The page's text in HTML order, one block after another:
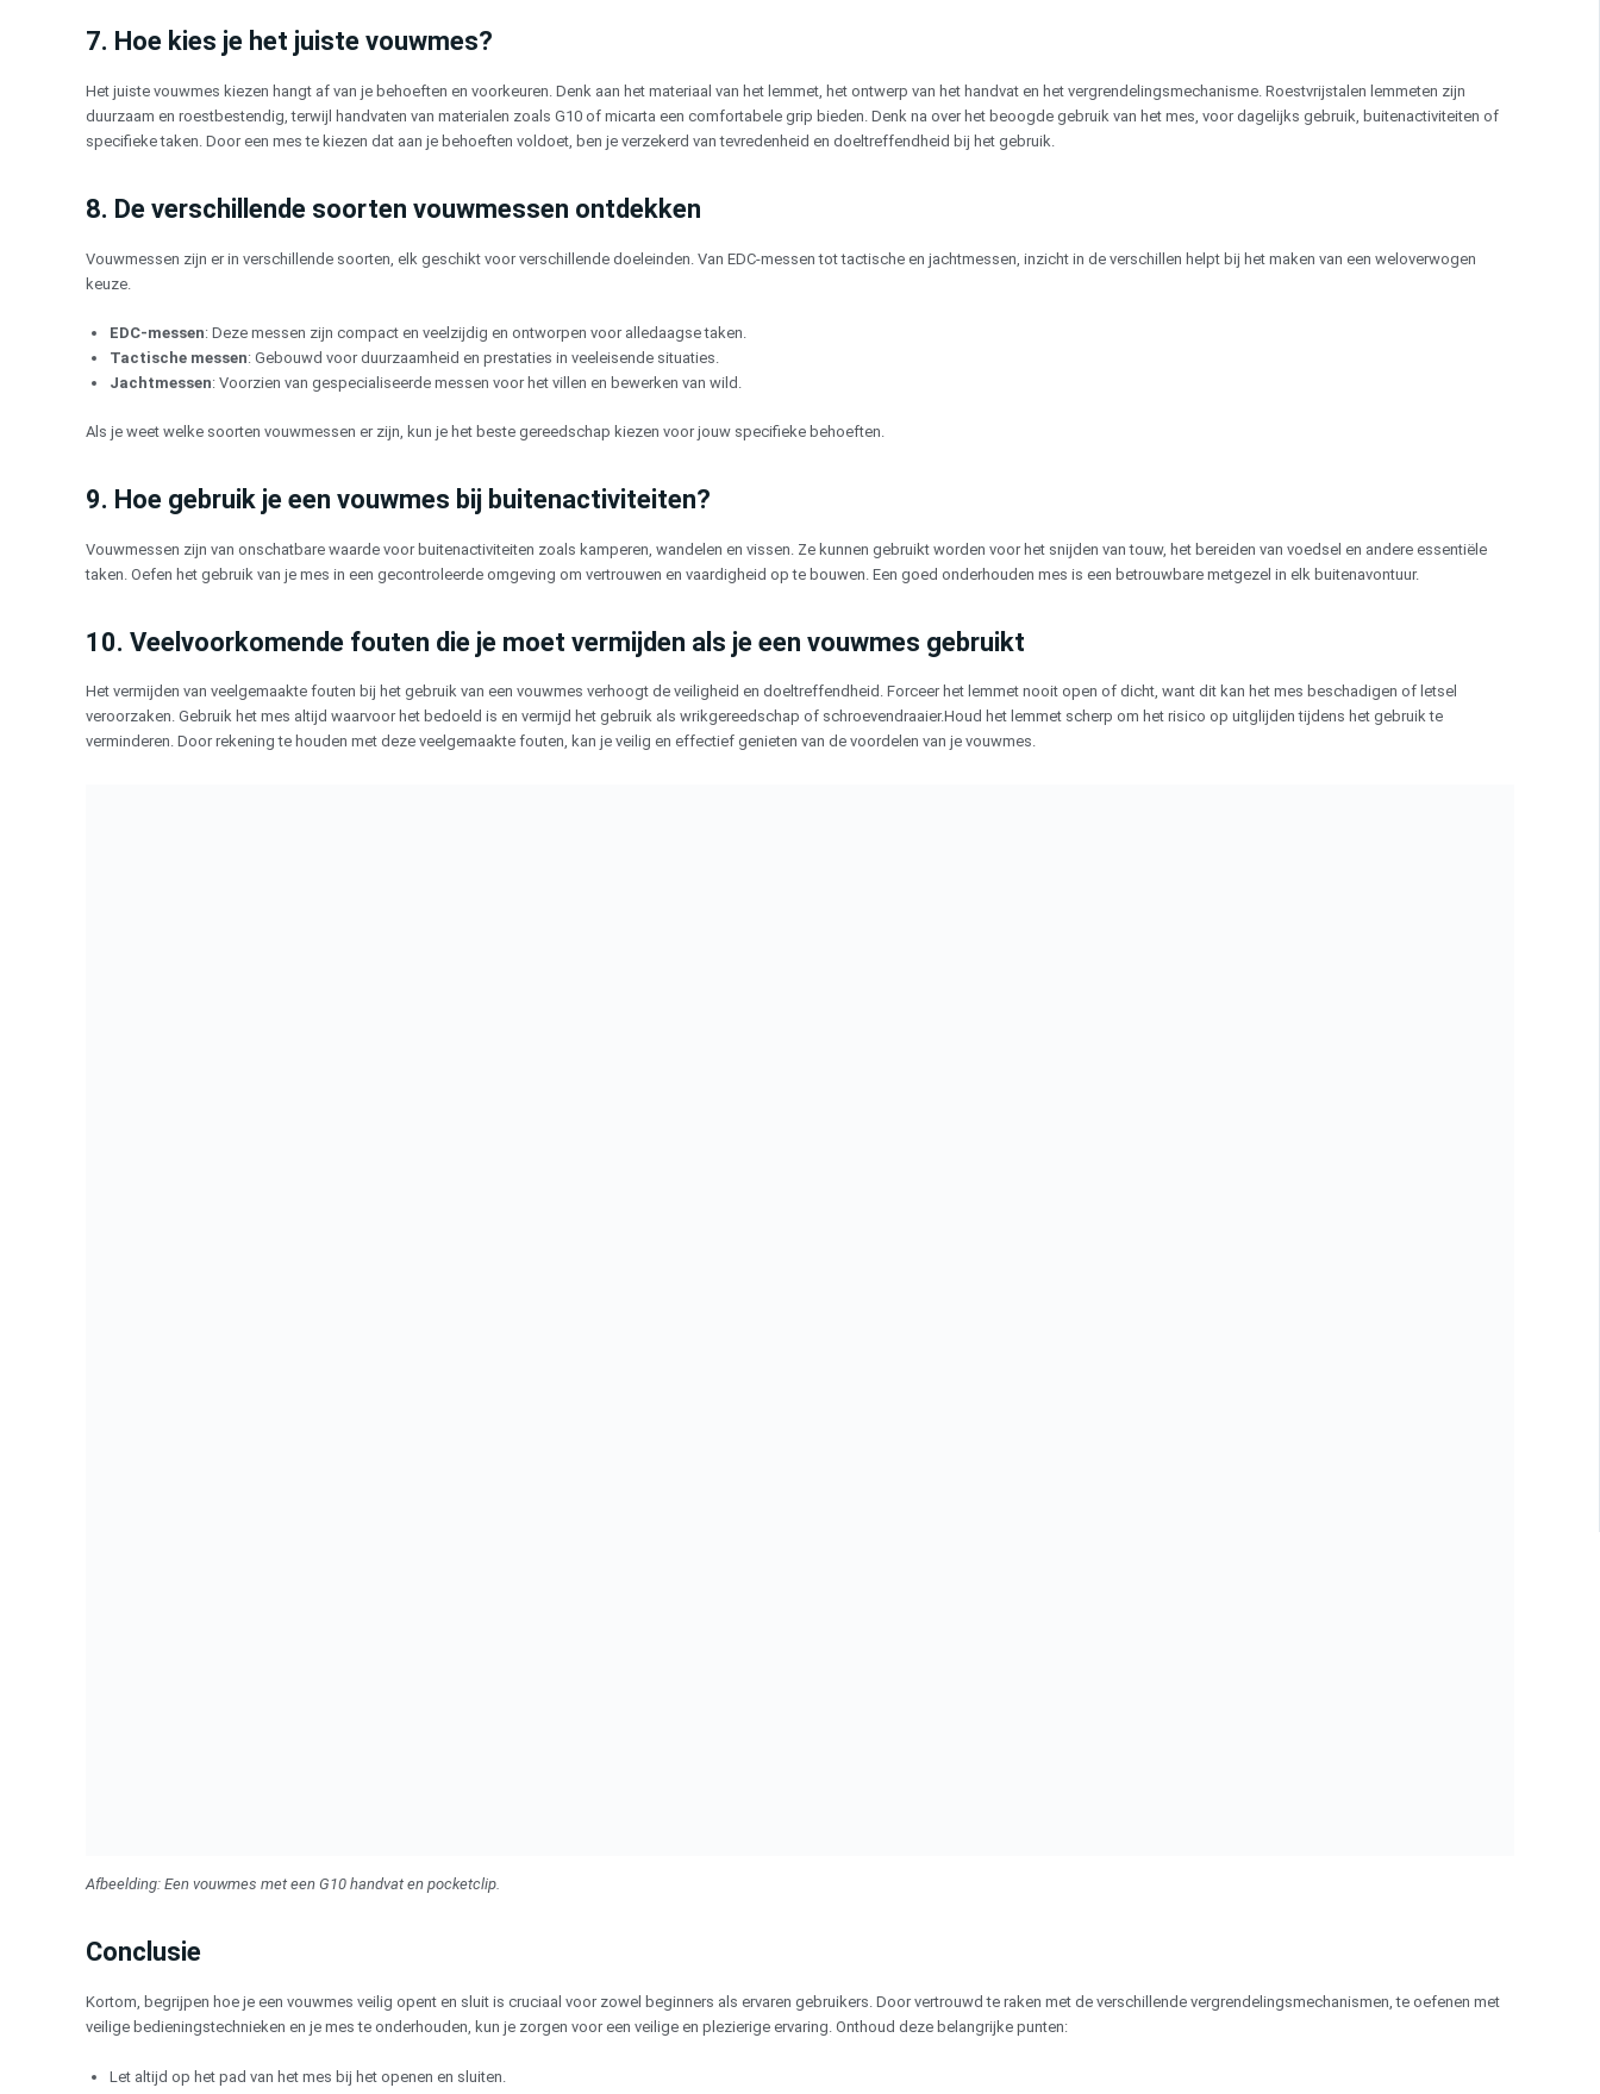
7. Hoe kies je het juiste vouwmes?
Het juiste vouwmes kiezen hangt af van je behoeften en voorkeuren. Denk aan het materiaal van het lemmet, het ontwerp van het handvat en het vergrendelingsmechanisme. Roestvrijstalen lemmeten zijn
duurzaam en roestbestendig, terwijl handvaten van materialen zoals G10 of micarta een comfortabele grip bieden. Denk na over het beoogde gebruik van het mes, voor dagelijks gebruik, buitenactiviteiten of
specifieke taken. Door een mes te kiezen dat aan je behoeften voldoet, ben je verzekerd van tevredenheid en doeltreffendheid bij het gebruik.
8. De verschillende soorten vouwmessen ontdekken
Vouwmessen zijn er in verschillende soorten, elk geschikt voor verschillende doeleinden. Van EDC-messen tot tactische en jachtmessen, inzicht in de verschillen helpt bij het maken van een weloverwogen
keuze.
EDC-messen: Deze messen zijn compact en veelzijdig en ontworpen voor alledaagse taken.
Tactische messen: Gebouwd voor duurzaamheid en prestaties in veeleisende situaties.
Jachtmessen: Voorzien van gespecialiseerde messen voor het villen en bewerken van wild.
Als je weet welke soorten vouwmessen er zijn, kun je het beste gereedschap kiezen voor jouw specifieke behoeften.
9. Hoe gebruik je een vouwmes bij buitenactiviteiten?
Vouwmessen zijn van onschatbare waarde voor buitenactiviteiten zoals kamperen, wandelen en vissen. Ze kunnen gebruikt worden voor het snijden van touw, het bereiden van voedsel en andere essentiële
taken. Oefen het gebruik van je mes in een gecontroleerde omgeving om vertrouwen en vaardigheid op te bouwen. Een goed onderhouden mes is een betrouwbare metgezel in elk buitenavontuur.
10. Veelvoorkomende fouten die je moet vermijden als je een vouwmes gebruikt
Het vermijden van veelgemaakte fouten bij het gebruik van een vouwmes verhoogt de veiligheid en doeltreffendheid. Forceer het lemmet nooit open of dicht, want dit kan het mes beschadigen of letsel
veroorzaken. Gebruik het mes altijd waarvoor het bedoeld is en vermijd het gebruik als wrikgereedschap of schroevendraaier.Houd het lemmet scherp om het risico op uitglijden tijdens het gebruik te
verminderen. Door rekening te houden met deze veelgemaakte fouten, kan je veilig en effectief genieten van de voordelen van je vouwmes.
Afbeelding: Een vouwmes met een G10 handvat en pocketclip.
Conclusie
Kortom, begrijpen hoe je een vouwmes veilig opent en sluit is cruciaal voor zowel beginners als ervaren gebruikers. Door vertrouwd te raken met de verschillende vergrendelingsmechanismen, te oefenen met
veilige bedieningstechnieken en je mes te onderhouden, kun je zorgen voor een veilige en plezierige ervaring. Onthoud deze belangrijke punten:
Let altijd op het pad van het mes bij het openen en sluiten.